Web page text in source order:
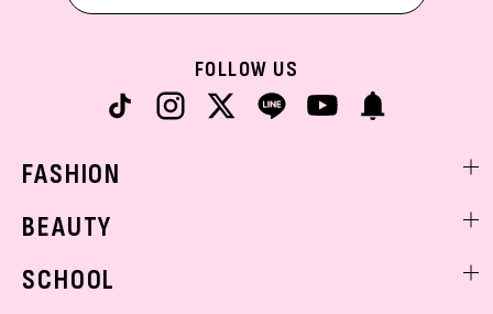
FOLLOW US
FASHION
着回し
BEAUTY
SCHOOL